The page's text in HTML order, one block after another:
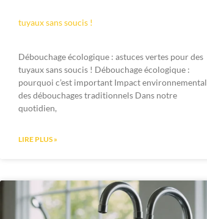
tuyaux sans soucis !
Débouchage écologique : astuces vertes pour des
tuyaux sans soucis ! Débouchage écologique :
pourquoi c’est important Impact environnemental
des débouchages traditionnels Dans notre
quotidien,
LIRE PLUS »